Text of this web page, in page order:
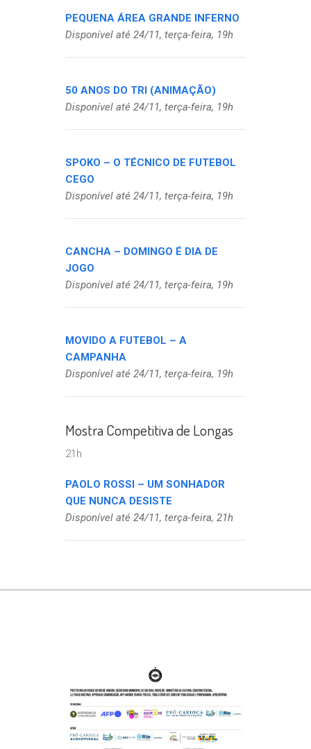
PEQUENA ÁREA GRANDE INFERNO
Disponível até 24/11, terça-feira, 19h
50 ANOS DO TRI (ANIMAÇÃO)
Disponível até 24/11, terça-feira, 19h
SPOKO – O TÉCNICO DE FUTEBOL
CEGO
Disponível até 24/11, terça-feira, 19h
CANCHA – DOMINGO É DIA DE
JOGO
Disponível até 24/11, terça-feira, 19h
MOVIDO A FUTEBOL – A
CAMPANHA
Disponível até 24/11, terça-feira, 19h
Mostra Competitiva de Longas
21h
PAOLO ROSSI – UM SONHADOR
QUE NUNCA DESISTE
Disponível até 24/11, terça-feira, 21h